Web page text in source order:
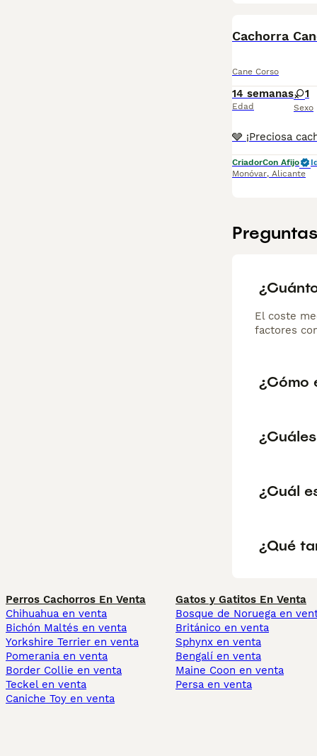
Cachorra
Cane Corso
14 semanas
Edad
1
Sexo
CriadorCon Afijo
Monóvar, Alicante
El coste
factores
¿Cómo
¿Cuál
¿Qué
Perros Cachorros En Venta
Chihuahua en venta
Bichón Maltés en venta
Yorkshire Terrier en venta
Pomerania en venta
Border Collie en venta
Teckel en venta
Caniche Toy en venta
Gatos y Gatitos En Venta
Bosque de Noruega en
Británico en venta
Sphynx en venta
Bengalí en venta
Maine Coon en venta
Persa en venta